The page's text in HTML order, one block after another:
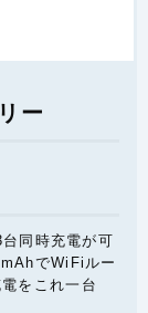
ー
同時充電が可
でWiFiルー
をこれ一台